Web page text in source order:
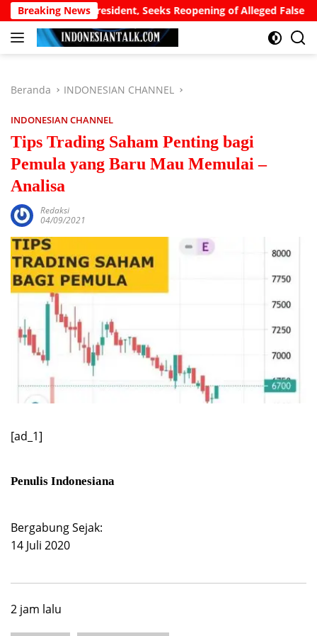
Langsung
ke
konten
Breaking News
to President, Seeks Reopening of Alleged False birth
Beranda INDONESIAN CHANNEL
INDONESIAN CHANNEL
Tips Trading Saham Penting bagi
Pemula yang Baru Mau Memulai –
Analisa
Redaksi
04/09/2021
[ad_1]
Penulis Indonesiana
Bergabung Sejak:
14 Juli 2020
2 jam lalu